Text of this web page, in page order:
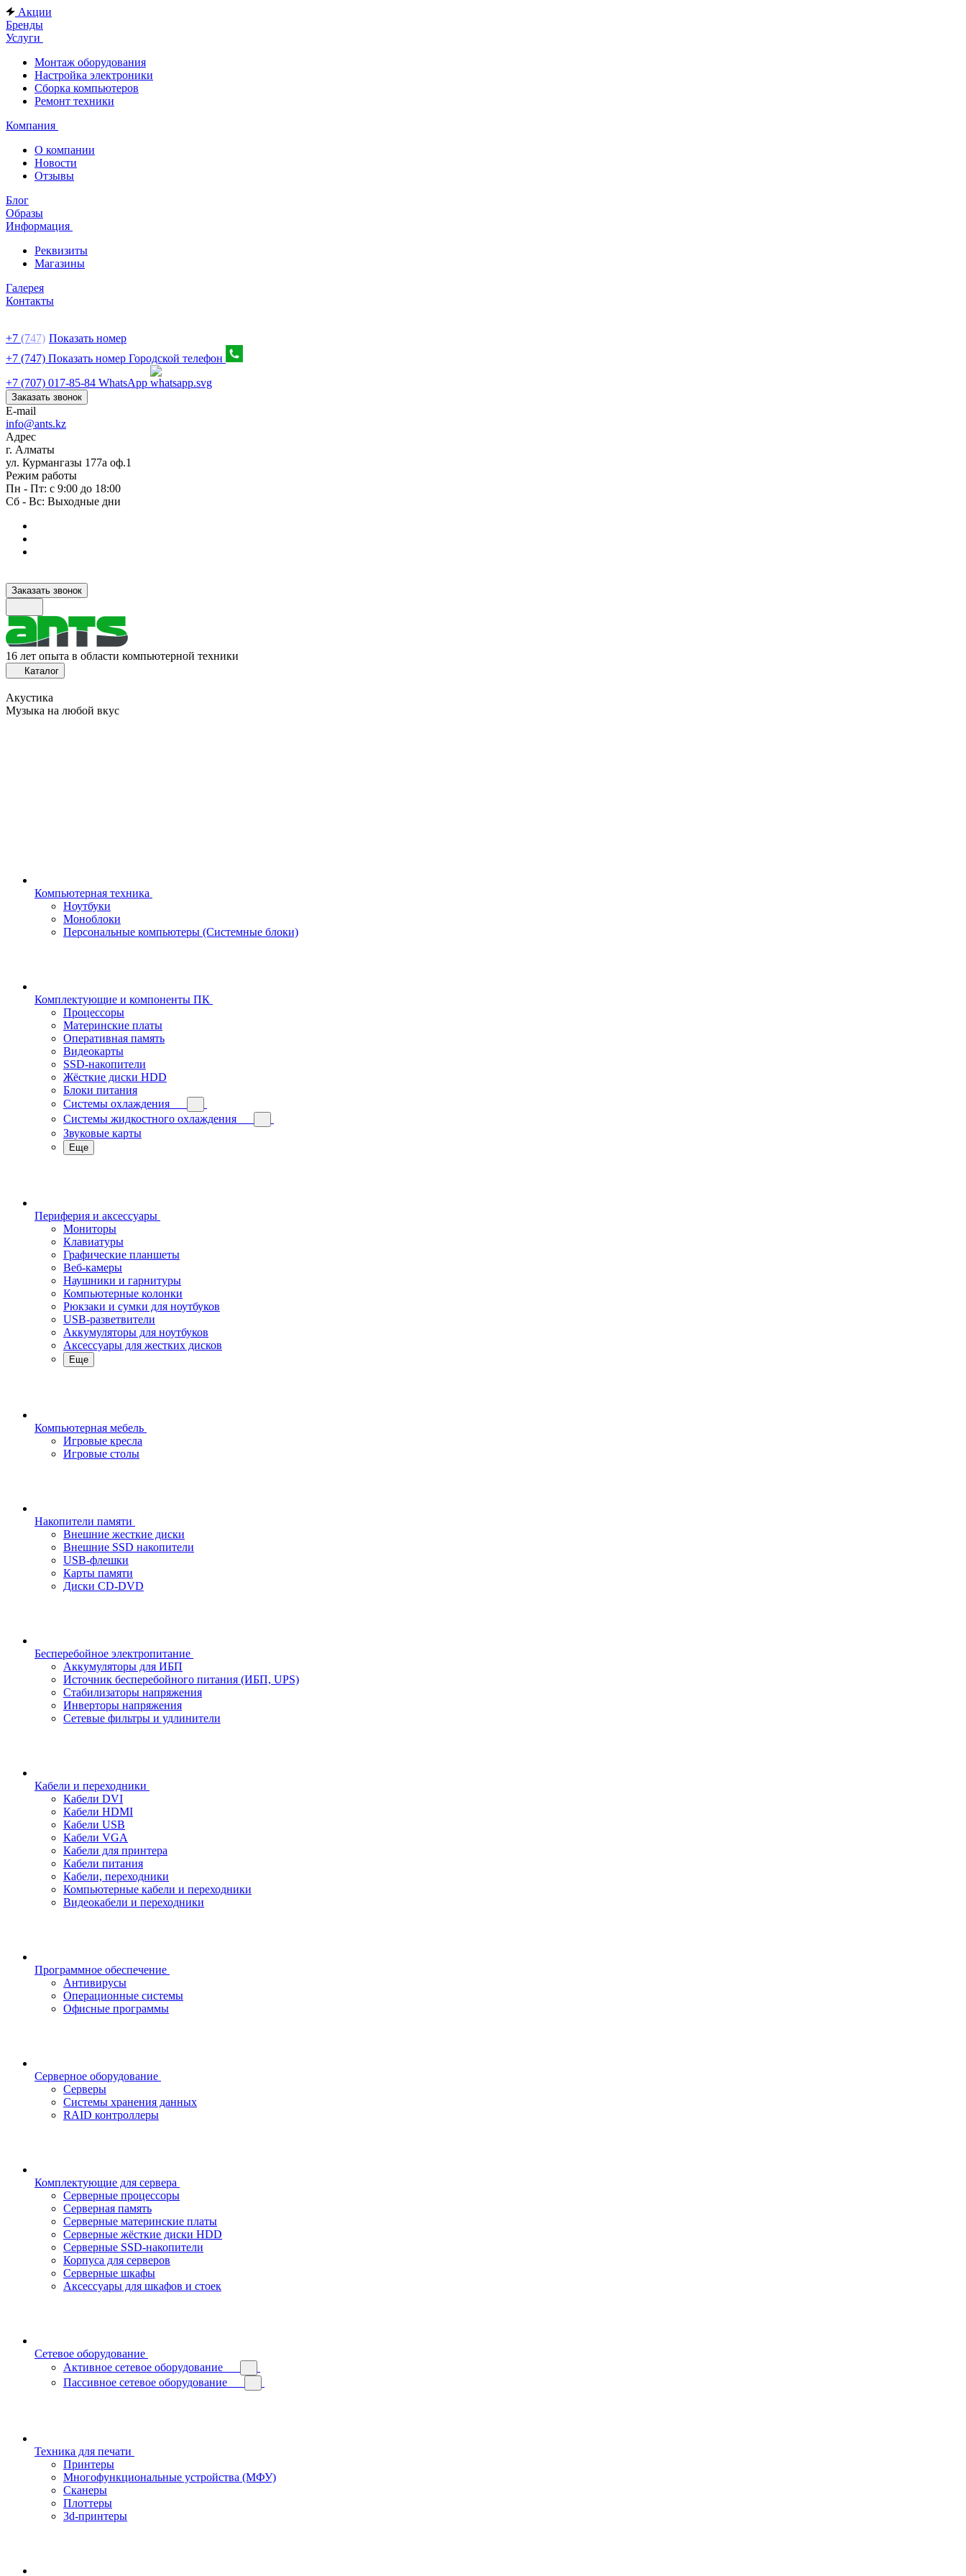
Акции
Бренды
Услуги
Монтаж оборудования
Настройка электроники
Сборка компьютеров
Ремонт техники
Компания
О компании
Новости
Отзывы
Блог
Образы
Информация
Реквизиты
Магазины
Галерея
Контакты
+7 (747) Показать номер
+7 (747) Показать номер Городской телефон
+7 (707) 017-85-84 WhatsApp
Заказать звонок
E-mail
info@ants.kz
Адрес
г. Алматы
ул. Курмангазы 177а оф.1
Режим работы
Пн - Пт: с 9:00 до 18:00
Сб - Вс: Выходные дни
Заказать звонок
16 лет опыта в области компьютерной техники
Каталог
Акустика
Музыка на любой вкус
Компьютерная техника
Ноутбуки
Моноблоки
Персональные компьютеры (Системные блоки)
Комплектующие и компоненты ПК
Процессоры
Материнские платы
Оперативная память
Видеокарты
SSD-накопители
Жёсткие диски HDD
Блоки питания
Системы охлаждения
Системы жидкостного охлаждения
Звуковые карты
Еще
Периферия и аксессуары
Мониторы
Клавиатуры
Графические планшеты
Веб-камеры
Наушники и гарнитуры
Компьютерные колонки
Рюкзаки и сумки для ноутбуков
USB-разветвители
Аккумуляторы для ноутбуков
Аксессуары для жестких дисков
Еще
Компьютерная мебель
Игровые кресла
Игровые столы
Накопители памяти
Внешние жесткие диски
Внешние SSD накопители
USB-флешки
Карты памяти
Диски CD-DVD
Бесперебойное электропитание
Аккумуляторы для ИБП
Источник бесперебойного питания (ИБП, UPS)
Стабилизаторы напряжения
Инверторы напряжения
Сетевые фильтры и удлинители
Кабели и переходники
Кабели DVI
Кабели HDMI
Кабели USB
Кабели VGA
Кабели для принтера
Кабели питания
Кабели, переходники
Компьютерные кабели и переходники
Видеокабели и переходники
Программное обеспечение
Антивирусы
Операционные системы
Офисные программы
Серверное оборудование
Серверы
Системы хранения данных
RAID контроллеры
Комплектующие для сервера
Серверные процессоры
Серверная память
Серверные материнские платы
Серверные жёсткие диски HDD
Серверные SSD-накопители
Корпуса для серверов
Серверные шкафы
Аксессуары для шкафов и стоек
Сетевое оборудование
Активное сетевое оборудование
Пассивное сетевое оборудование
Техника для печати
Принтеры
Многофункциональные устройства (МФУ)
Сканеры
Плоттеры
3d-принтеры